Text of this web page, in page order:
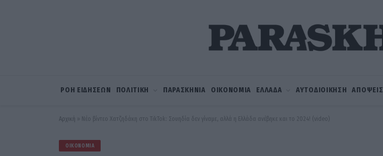
ΡΟΗ ΕΙΔΗΣΕΩΝ ΠΟΛΙΤΙΚΗ ΠΑΡΑΣΚΗΝΙΑ ΟΙΚΟΝΟΜΙΑ ΕΛΛΑΔΑ ΑΥΤΟΔΙΟΙΚΗΣΗ ΑΠΟΨΕΙΣ
Αρχική » Nέο βίντεο Χατζηδάκη στο TikTok: Σουηδία δεν γίναμε, αλλά η Ελλάδα ανέβηκε και το 2024! (video)
ΟΙΚΟΝΟΜΊΑ